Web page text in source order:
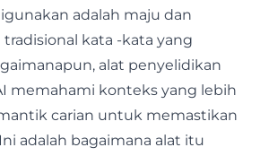
adalah maju dan
kata -kata yang
alat penyelidikan
memahami konteks yang lebih
carian untuk memastikan
adalah bagaimana alat itu